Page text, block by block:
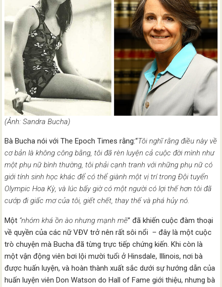
(Ảnh: Sandra Bucha)
Bà Bucha nói với The Epoch Times rằng:“Tôi nghĩ rằng điều này về
cơ bản là không công bằng, tôi đã rèn luyện cả cuộc đời mình như
một phụ nữ bình thường, tôi phải cạnh tranh với những phụ nữ có
giới tính sinh học khác để có thể giành một vị trí trong Đội tuyển
Olympic Hoa Kỳ, và lúc bấy giờ có một người có lợi thế hơn tôi đã
cướp đi giấc mơ của tôi, giết chết, thay thế và phá hủy nó.
Một “nhóm khá ồn ào nhưng mạnh mẽ” đã khiến cuộc đàm thoại
về quyền của các nữ VĐV trở nên rất sôi nổi – đây là một cuộc
trò chuyện mà Bucha đã từng trực tiếp chứng kiến. Khi còn là
một vận động viên bơi lội mười tuổi ở Hinsdale, Illinois, nơi bà
được huấn luyện, và hoàn thành xuất sắc dưới sự hướng dẫn của
huấn luyện viên Don Watson do Hall of Fame giới thiệu, nhưng bà